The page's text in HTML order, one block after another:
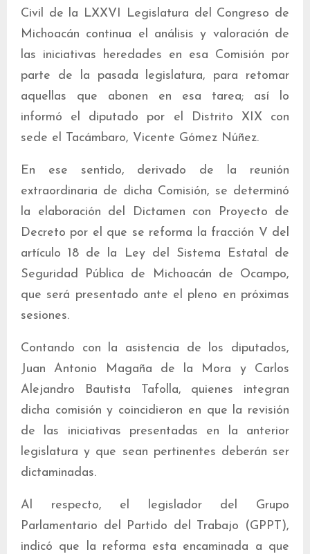
Civil de la LXXVI Legislatura del Congreso de
Michoacán continua el análisis y valoración de
las iniciativas heredades en esa Comisión por
parte de la pasada legislatura, para retomar
aquellas que abonen en esa tarea; así lo
informó el diputado por el Distrito XIX con
sede el Tacámbaro, Vicente Gómez Núñez.
En ese sentido, derivado de la reunión
extraordinaria de dicha Comisión, se determinó
la elaboración del Dictamen con Proyecto de
Decreto por el que se reforma la fracción V del
artículo 18 de la Ley del Sistema Estatal de
Seguridad Pública de Michoacán de Ocampo,
que será presentado ante el pleno en próximas
sesiones.
Contando con la asistencia de los diputados,
Juan Antonio Magaña de la Mora y Carlos
Alejandro Bautista Tafolla, quienes integran
dicha comisión y coincidieron en que la revisión
de las iniciativas presentadas en la anterior
legislatura y que sean pertinentes deberán ser
dictaminadas.
Al respecto, el legislador del Grupo
Parlamentario del Partido del Trabajo (GPPT),
indicó que la reforma esta encaminada a que